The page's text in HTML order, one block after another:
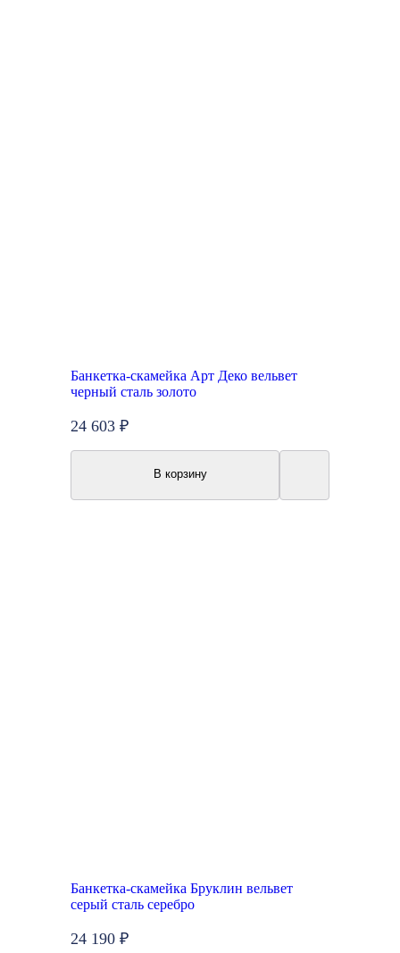
Банкетка-скамейка Арт Деко вельвет
черный сталь золото
24 603 ₽
В корзину
Банкетка-скамейка Бруклин вельвет
серый сталь серебро
24 190 ₽